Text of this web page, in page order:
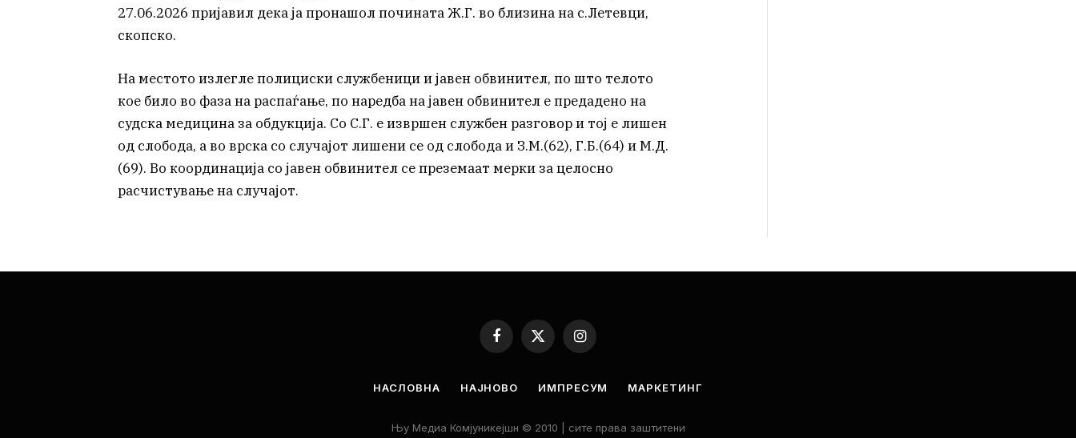
27.06.2026 пријавил дека ја пронашол почината Ж.Г. во близина на с.Летевци,
скопско.
На местото излегле полициски службеници и јавен обвинител, по што телото
кое било во фаза на распаѓање, по наредба на јавен обвинител е предадено на
судска медицина за обдукција. Со С.Г. е извршен службен разговор и тој е лишен
од слобода, а во врска со случајот лишени се од слобода и З.М.(62), Г.Б.(64) и М.Д.
(69). Во координација со јавен обвинител се преземаат мерки за целосно
расчистување на случајот.
Facebook
X
(Twitter)
Instagram
НАСЛОВНА НАЈНОВО ИМПРЕСУМ МАРКЕТИНГ
Њу Медиа Комјуникејшн © 2010 | сите права заштитени